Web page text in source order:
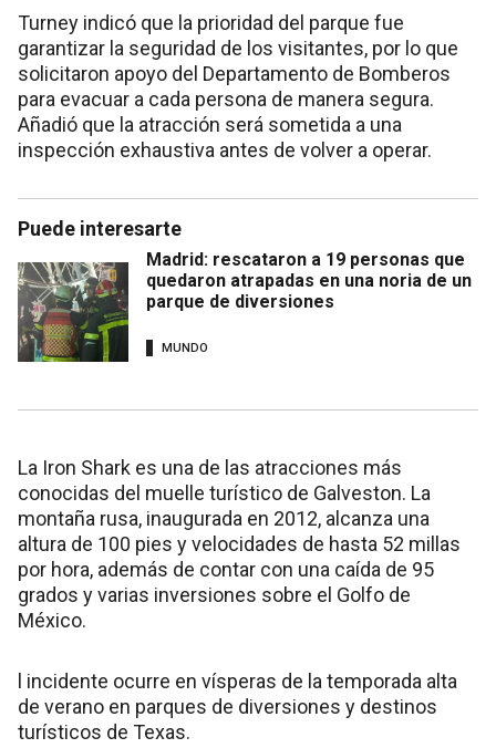
Turney indicó que la prioridad del parque fue
garantizar la seguridad de los visitantes, por lo que
solicitaron apoyo del Departamento de Bomberos
para evacuar a cada persona de manera segura.
Añadió que la atracción será sometida a una
inspección exhaustiva antes de volver a operar.
Puede interesarte
Madrid: rescataron a 19 personas que
quedaron atrapadas en una noria de un
parque de diversiones
MUNDO
La Iron Shark es una de las atracciones más
conocidas del muelle turístico de Galveston. La
montaña rusa, inaugurada en 2012, alcanza una
altura de 100 pies y velocidades de hasta 52 millas
por hora, además de contar con una caída de 95
grados y varias inversiones sobre el Golfo de
México.
l incidente ocurre en vísperas de la temporada alta
de verano en parques de diversiones y destinos
turísticos de Texas.